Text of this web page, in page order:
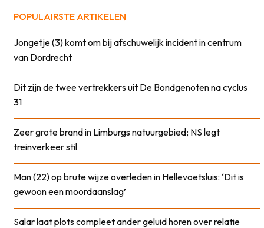
POPULAIRSTE ARTIKELEN
Jongetje (3) komt om bij afschuwelijk incident in centrum
van Dordrecht
Dit zijn de twee vertrekkers uit De Bondgenoten na cyclus
31
Zeer grote brand in Limburgs natuurgebied; NS legt
treinverkeer stil
Man (22) op brute wijze overleden in Hellevoetsluis: ‘Dit is
gewoon een moordaanslag’
Salar laat plots compleet ander geluid horen over relatie